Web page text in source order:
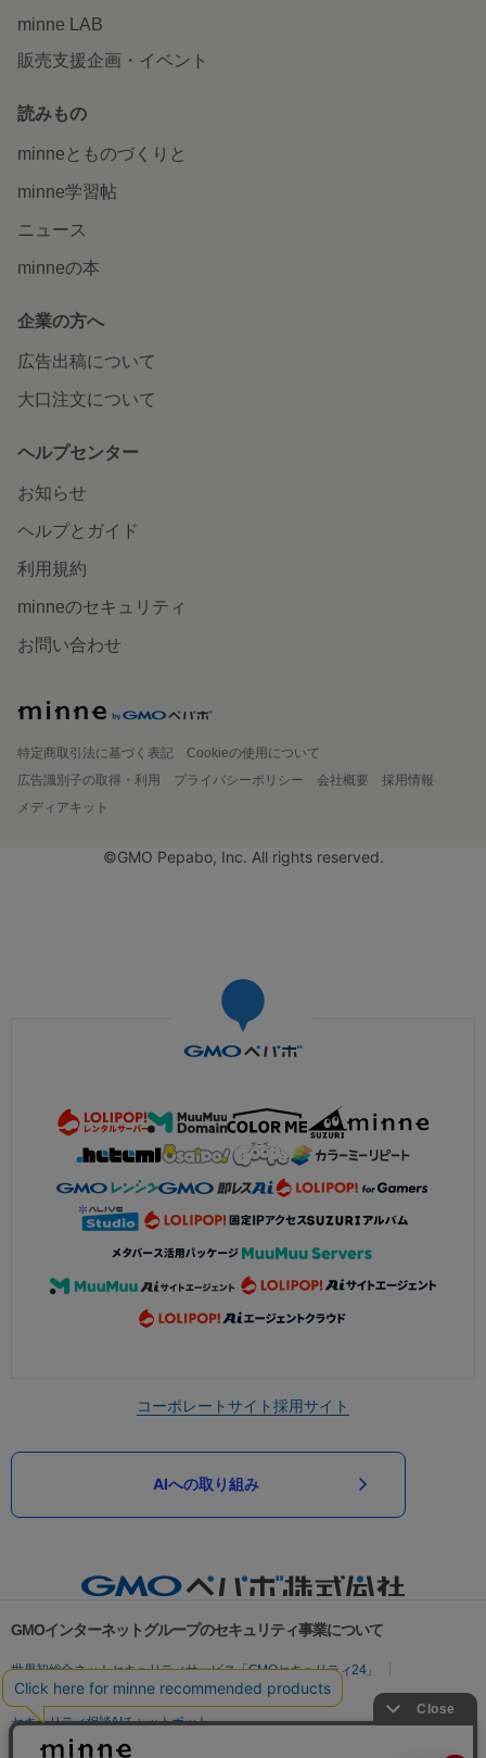
minne LAB
販売支援企画・イベント
読みもの
minneとものづくりと
minne学習帖
ニュース
minneの本
企業の方へ
広告出稿について
大口注文について
ヘルプセンター
お知らせ
ヘルプとガイド
利用規約
minneのセキュリティ
お問い合わせ
特定商取引法に基づく表記
Cookieの使用について
広告識別子の取得・利用
プライバシーポリシー 会社概要
採用情報
メディアキット
©GMO Pepabo, Inc. All rights reserved.
コーポレートサイト採用サイト
AIへの取り組み
GMOインターネットグループのセキュリティ事業について
世界初総合ネットセキュリティサービス「GMOセキュリティ24」
パスワード漏洩診断
Webサイトリスク診断
セキュリティ相談AIチャットボット
実在証明・盗聴対策